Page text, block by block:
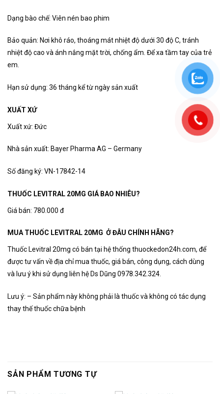
Dạng bào chế: Viên nén bao phim
Bảo quản: Nơi khô ráo, thoáng mát nhiệt độ dưới 30 độ C, tránh
nhiệt độ cao và ánh nắng mặt trời, chống ẩm. Để xa tầm tay của trẻ
em.
Hạn sử dụng: 36 tháng kể từ ngày sản xuất
XUẤT XỨ
Xuất xứ: Đức
Nhà sản xuất: Bayer Pharma AG – Germany
Số đăng ký: VN-17842-14
THUỐC LEVITRAL 20MG GIÁ BAO NHIÊU?
Giá bán: 780.000 đ
MUA THUỐC LEVITRAL 20MG Ở ĐÂU CHÍNH HÃNG?
Thuốc Levitral 20mg có bán tại hệ thống thuockedon24h.com, để
được tư vấn về địa chỉ mua thuốc, giá bán, công dụng, cách dùng
và lưu ý khi sử dụng liên hệ Ds Dũng 0978.342.324.
Lưu ý: – Sản phẩm này không phải là thuốc và không có tác dụng
thay thế thuốc chữa bệnh
SẢN PHẨM TƯƠNG TỰ